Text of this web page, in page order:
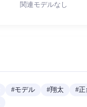
関連モデルなし
#モデル #翔太 #